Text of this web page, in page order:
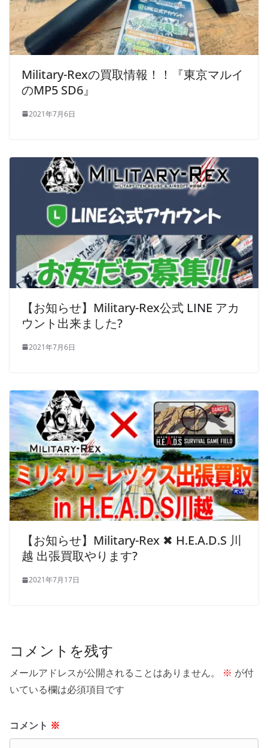
Military-Rexの買取情報！！『東京マルイ
のMP5 SD6』
2021年7月6日
【お知らせ】Military-Rex公式 LINE アカ
ウント出来ました?
2021年7月6日
【お知らせ】Military-Rex ✖ H.E.A.D.S 川
越 出張買取やります?
2021年7月17日
コメントを残す
メールアドレスが公開されることはありません。 ※ が付
いている欄は必須項目です
コメント ※